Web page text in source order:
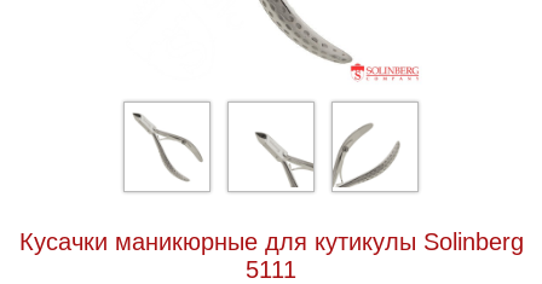
Кусачки маникюрные для кутикулы Solinberg
5111